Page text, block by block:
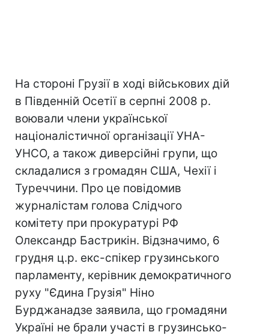
На стороні Грузії в ході військових дій
в Південній Осетії в серпні 2008 р.
воювали члени української
націоналістичної організації УНА-
УНСО, а також диверсійні групи, що
складалися з громадян США, Чехії і
Туреччини. Про це повідомив
журналістам голова Слідчого
комітету при прокуратурі РФ
Олександр Бастрикін. Відзначимо, 6
грудня ц.р. екс-спікер грузинського
парламенту, керівник демократичного
руху "Єдина Грузія" Ніно
Бурджанадзе заявила, що громадяни
Україні не брали участі в грузинсько-